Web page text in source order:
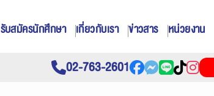
รับสมัครนักศึกษา เกี่ยวกับเรา ข่าวสาร หน่วยงาน
02-763-2601